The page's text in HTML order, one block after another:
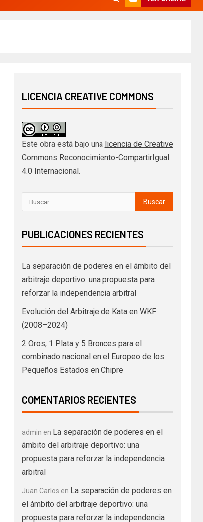
LICENCIA CREATIVE COMMONS
Este obra está bajo una licencia de Creative
Commons Reconocimiento-CompartirIgual
4.0 Internacional.
PUBLICACIONES RECIENTES
La separación de poderes en el ámbito del
arbitraje deportivo: una propuesta para
reforzar la independencia arbitral
Evolución del Arbitraje de Kata en WKF
(2008–2024)
2 Oros, 1 Plata y 5 Bronces para el
combinado nacional en el Europeo de los
Pequeños Estados en Chipre
COMENTARIOS RECIENTES
admin en La separación de poderes en el
ámbito del arbitraje deportivo: una
propuesta para reforzar la independencia
arbitral
Juan Carlos en La separación de poderes en
el ámbito del arbitraje deportivo: una
propuesta para reforzar la independencia